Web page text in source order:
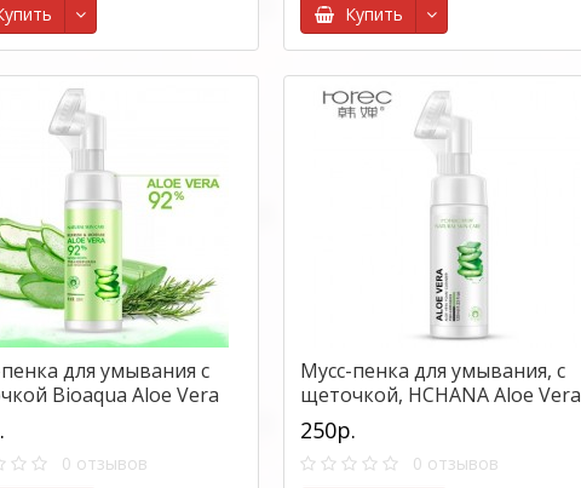
Купить
для умывания с
Bioaqua Aloe Vera
120 мл.
0 отзывов
Мусс-пенка для умывания, с
щеточкой, HCHANA Aloe Vera
Массажная
250р.
0 отзывов